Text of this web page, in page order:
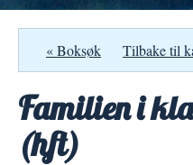
« Boksøk Tilbake til
Familien i
(hft)